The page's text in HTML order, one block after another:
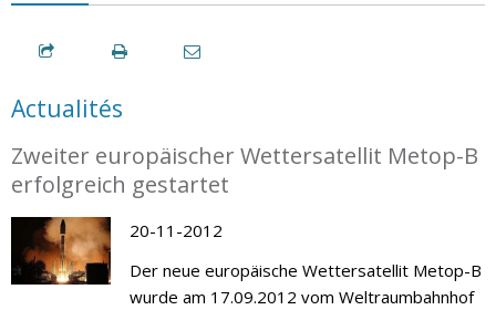
Actualités
Zweiter europäischer Wettersatellit Metop-B
erfolgreich gestartet
20-11-2012
Der neue europäische Wettersatellit Metop-B
wurde am 17.09.2012 vom Weltraumbahnhof